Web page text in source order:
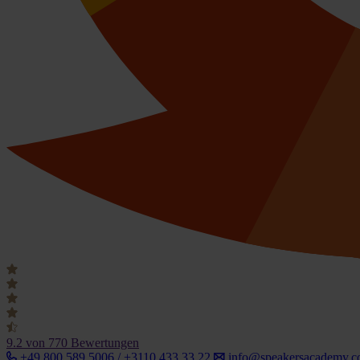
9.2 von 770 Bewertungen
+49 800 589 5006 / +3110 433 33 22